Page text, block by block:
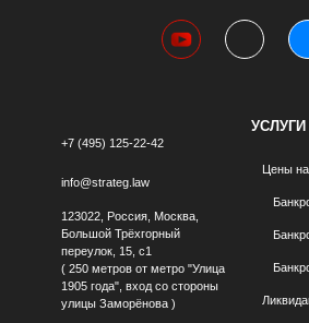
youtube
+7 (495) 125-22-42
info@strateg.law
123022, Россия, Москва,
Большой Трёхгорный
переулок, 15, с1
( 250 метров от метро "Улица
1905 года", вход со стороны
улицы Заморёнова )
УСЛУГИ
Цены на